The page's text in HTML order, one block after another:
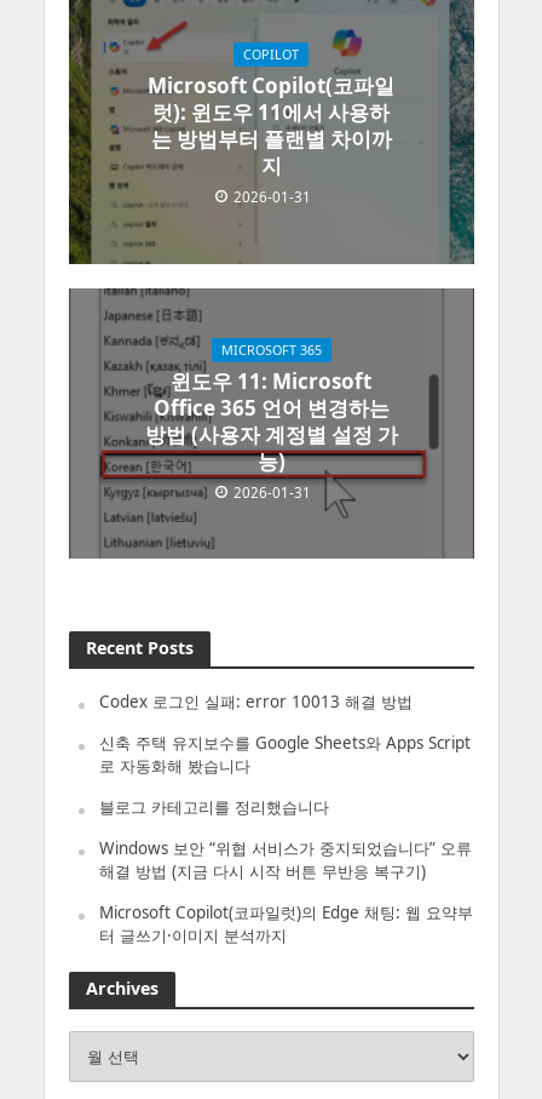
COPILOT
Microsoft Copilot(코파일
럿): 윈도우 11에서 사용하
는 방법부터 플랜별 차이까
지
2026-01-31
MICROSOFT 365
윈도우 11: Microsoft
Office 365 언어 변경하는
방법 (사용자 계정별 설정 가
능)
2026-01-31
Recent Posts
Codex 로그인 실패: error 10013 해결 방법
신축 주택 유지보수를 Google Sheets와 Apps Script
로 자동화해 봤습니다
블로그 카테고리를 정리했습니다
Windows 보안 “위협 서비스가 중지되었습니다” 오류
해결 방법 (지금 다시 시작 버튼 무반응 복구기)
Microsoft Copilot(코파일럿)의 Edge 채팅: 웹 요약부
터 글쓰기·이미지 분석까지
Archives